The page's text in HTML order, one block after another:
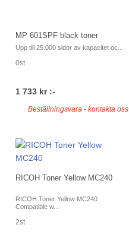
MP 601SPF black toner
Upp till 25.000 sidor av kapacitet oc...
0st
1 733 kr :-
Beställningsvara - kontakta oss
RICOH Toner Yellow MC240
RICOH Toner Yellow MC240
Compatible w...
2st